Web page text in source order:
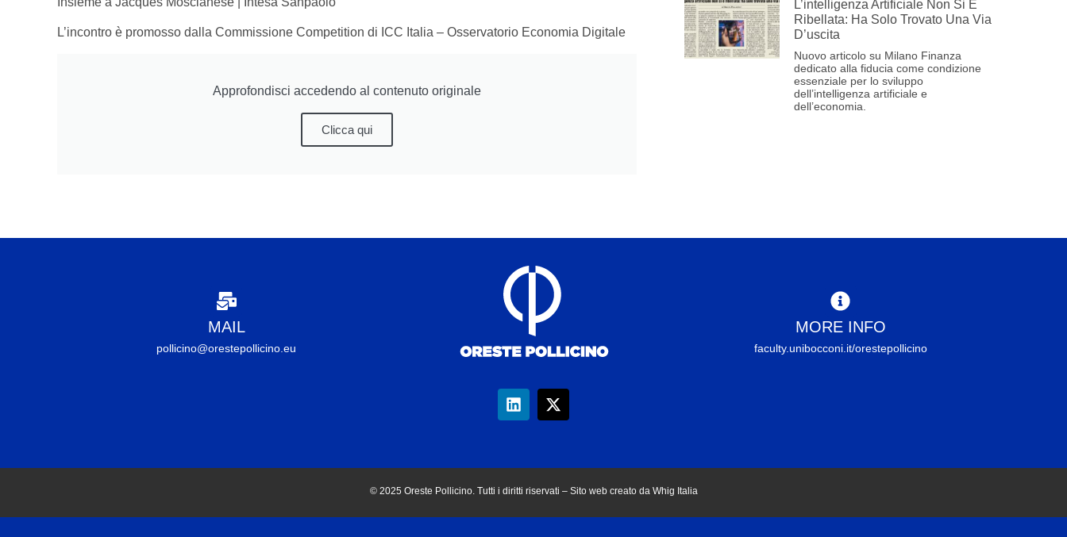
L’incontro è promosso dalla Commissione Competition di ICC Italia – Osservatorio Economia Digitale
Approfondisci accedendo al contenuto originale
Clicca qui
L’intelligenza Artificiale Non Si È
Ribellata: Ha Solo Trovato Una Via
D’uscita
Nuovo articolo su Milano Finanza
dedicato alla fiducia come condizione
essenziale per lo sviluppo
dell’intelligenza artificiale e
dell’economia.
MAIL
pollicino@orestepollicino.eu
MORE INFO
faculty.unibocconi.it/orestepollicino
© 2025 Oreste Pollicino. Tutti i diritti riservati – Sito web creato da Whig Italia